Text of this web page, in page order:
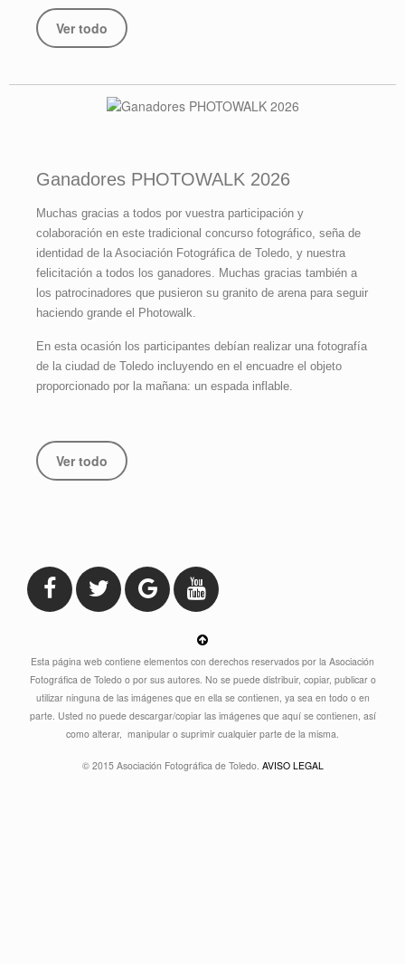
Ver todo
Ganadores PHOTOWALK 2026
Muchas gracias a todos por vuestra participación y
colaboración en este tradicional concurso fotográfico, seña de
identidad de la Asociación Fotográfica de Toledo, y nuestra
felicitación a todos los ganadores. Muchas gracias también a
los patrocinadores que pusieron su granito de arena para seguir
haciendo grande el Photowalk.
En esta ocasión los participantes debían realizar una fotografía
de la ciudad de Toledo incluyendo en el encuadre el objeto
proporcionado por la mañana: un espada inflable.
Ver todo
Esta página web contiene elementos con derechos reservados por la Asociación
Fotográfica de Toledo o por sus autores. No se puede distribuir, copiar, publicar o
utilizar ninguna de las imágenes que en ella se contienen, ya sea en todo o en
parte. Usted no puede descargar/copiar las imágenes que aquí se contienen, así
como alterar, manipular o suprimir cualquier parte de la misma.
© 2015 Asociación Fotográfica de Toledo. AVISO LEGAL